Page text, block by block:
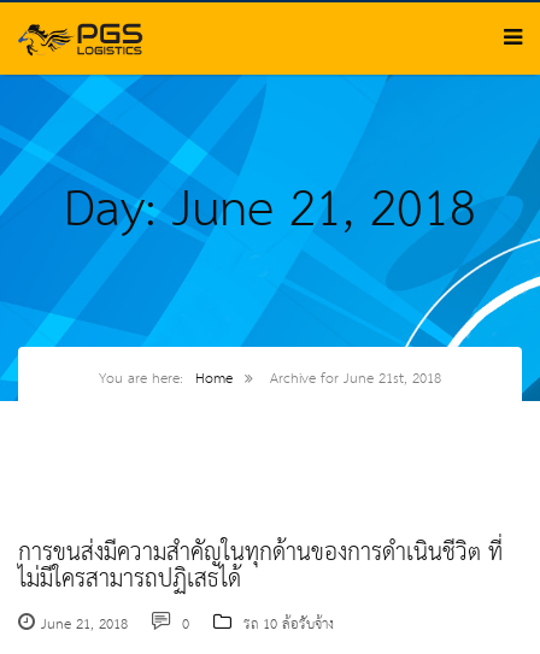
Day: June 21, 2018
You are here: Home Archive for June 21st, 2018
การขนส่งมีความสำคัญในทุกด้านของการดำเนินชีวิต ที่
ไม่มีใครสามารถปฏิเสธได้
June 21, 2018 0 รถ 10 ล้อรับจ้าง